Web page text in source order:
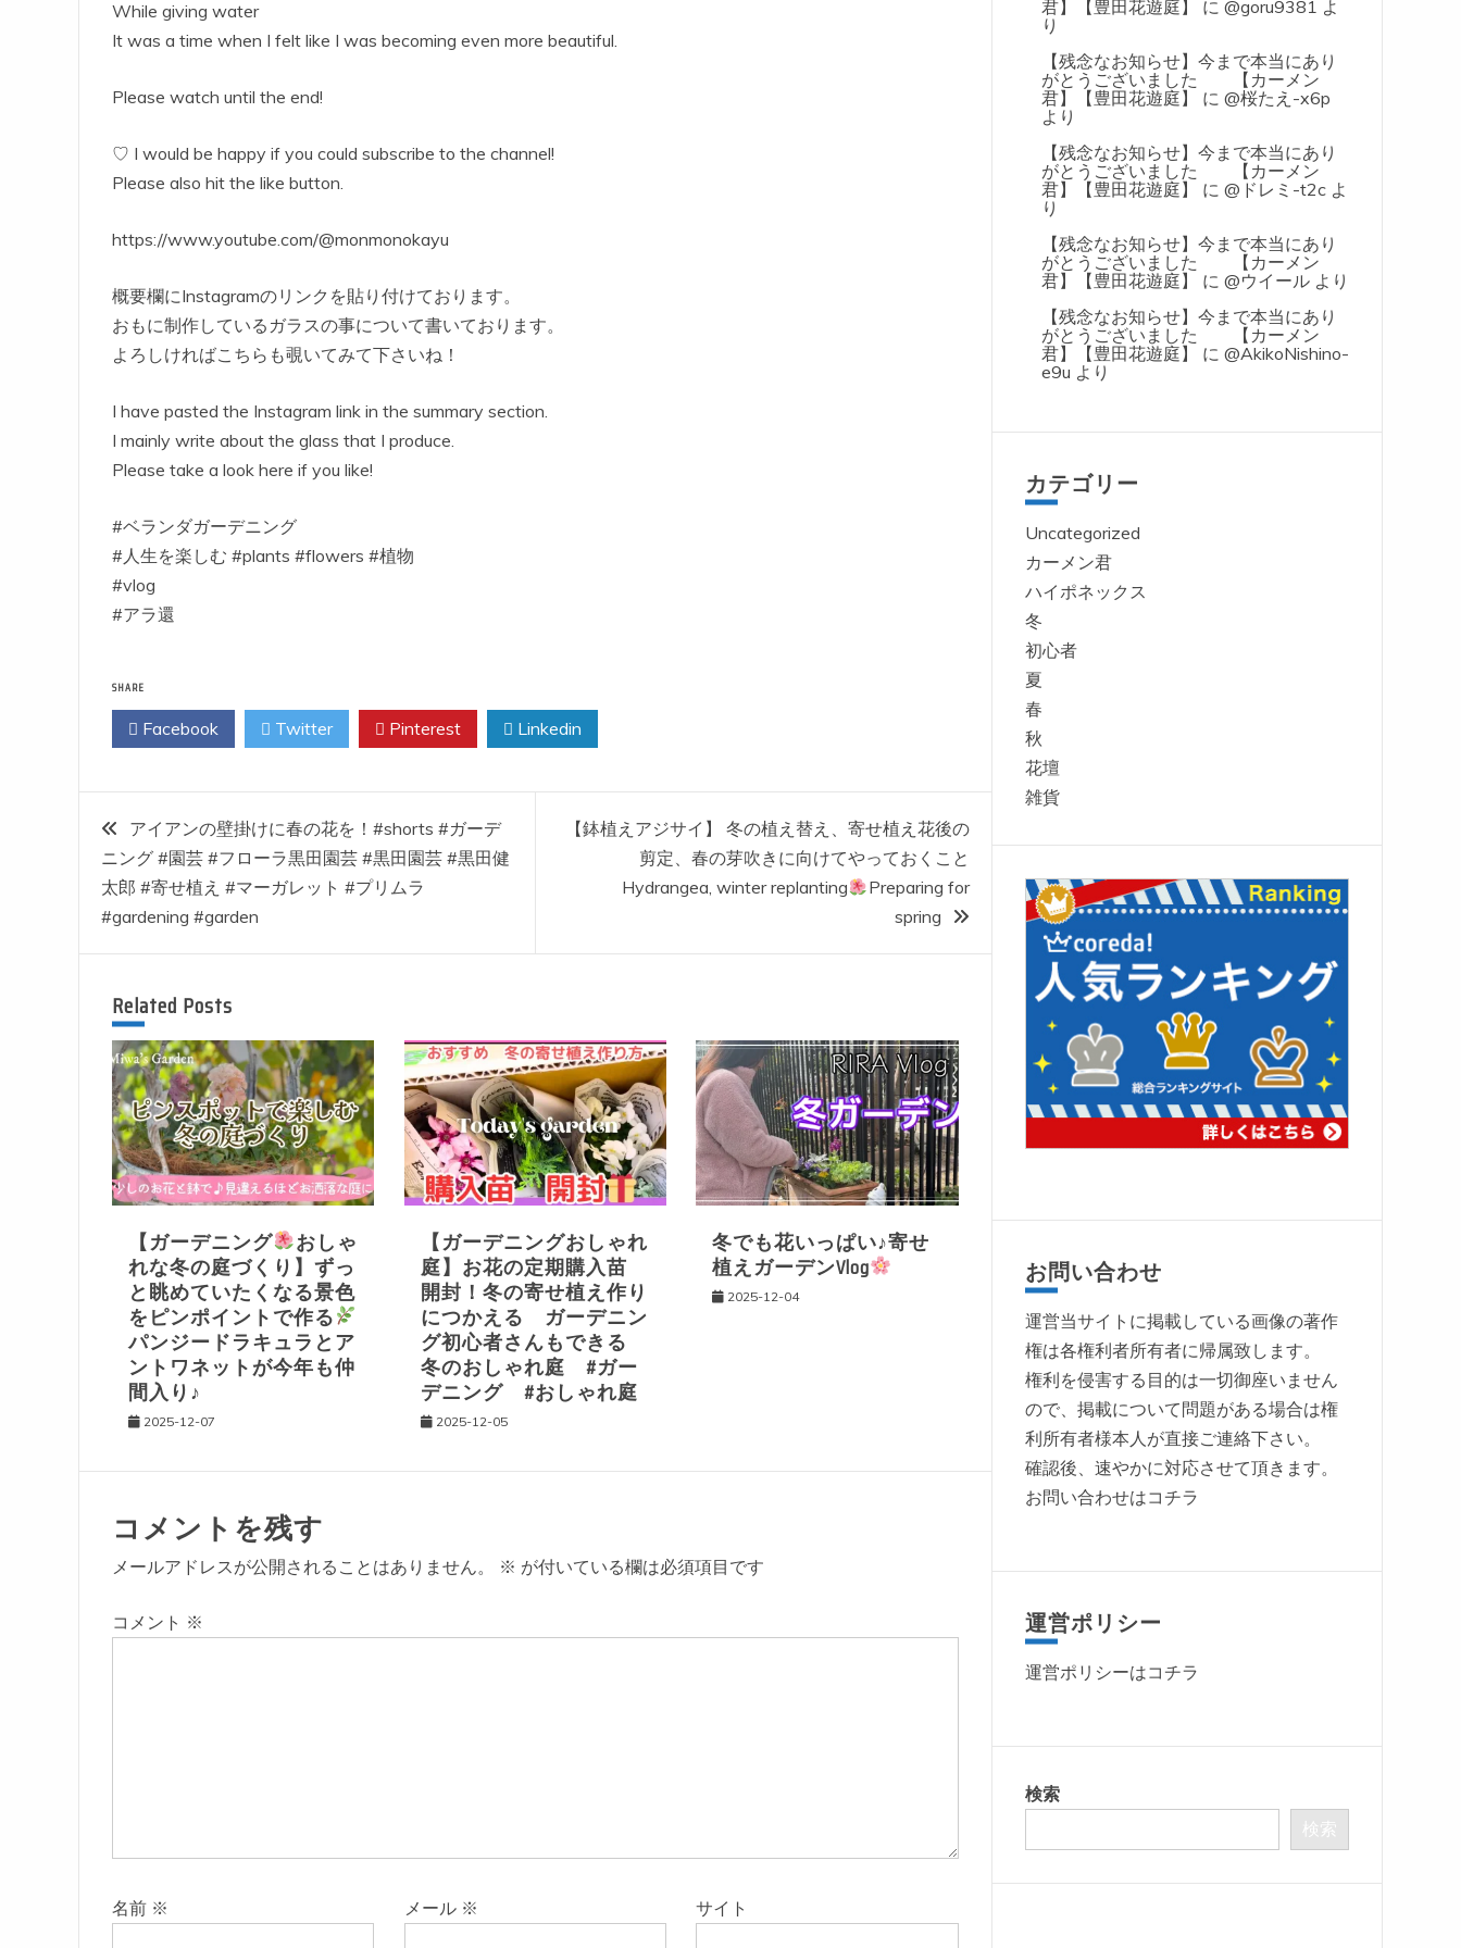
While giving water
It was a time when I felt like I was becoming even more beautiful.
Please watch until the end!
♡ I would be happy if you could subscribe to the channel!
Please also hit the like button.
https://www.youtube.com/@monmonokayu
概要欄にInstagramのリンクを貼り付けております。
おもに制作しているガラスの事について書いております。
よろしければこちらも覗いてみて下さいね！
I have pasted the Instagram link in the summary section.
I mainly write about the glass that I produce.
Please take a look here if you like!
#ベランダガーデニング
#人生を楽しむ #plants #flowers #植物
#vlog
#アラ還
SHARE
Facebook Twitter Pinterest Linkedin
投
稿
ナ
ビ
ゲ
ー
シ
アイアンの壁掛けに春の花を！#shorts #ガーデ
ニング #園芸 #フローラ黒田園芸 #黒田園芸 #黒田健
太郎 #寄せ植え #マーガレット #プリムラ
#gardening #garden
【鉢植えアジサイ】 冬の植え替え、寄せ植え花後の
剪定、春の芽吹きに向けてやっておくこと
Hydrangea, winter replanting
Preparing for
spring
Related Posts
【ガーデニング
おしゃ
れな冬の庭づくり】ずっ
と眺めていたくなる景色
をピンポイントで作る
パンジードラキュラとア
ントワネットが今年も仲
間入り♪
2025-12-07
【ガーデニングおしゃれ
庭】お花の定期購入苗
開封！冬の寄せ植え作り
につかえる ガーデニン
グ初心者さんもできる
冬のおしゃれ庭 #ガー
デニング #おしゃれ庭
2025-12-05
冬でも花いっぱい♪寄せ
植えガーデンVlog
2025-12-04
コメントを残す
メールアドレスが公開されることはありません。 ※ が付いている欄は必須項目です
コメント ※
名前 ※ メール ※ サイト
君】【豊田花遊庭】
に @goru9381 よ
り
【残念なお知らせ】今まで本当にあり
がとうございました 【カーメン
君】【豊田花遊庭】
に @桜たえ-x6p
より
【残念なお知らせ】今まで本当にあり
がとうございました 【カーメン
君】【豊田花遊庭】
に @ドレミ-t2cよ
り
【残念なお知らせ】今まで本当にあり
がとうございました 【カーメン
君】【豊田花遊庭】
に @ウイールより
【残念なお知らせ】今まで本当にあり
がとうございました 【カーメン
君】【豊田花遊庭】
に @AkikoNishino-
e9u より
カテゴリー
Uncategorized
カーメン君
ハイポネックス
冬
初心者
夏
春
秋
花壇
雑貨
お問い合わせ
運営当サイトに掲載している画像の著作
権は各権利者所有者に帰属致します。
権利を侵害する目的は一切御座いません
ので、掲載について問題がある場合は権
利所有者様本人が直接ご連絡下さい。
確認後、速やかに対応させて頂きます。
お問い合わせはコチラ
運営ポリシー
運営ポリシーはコチラ
検索
検索